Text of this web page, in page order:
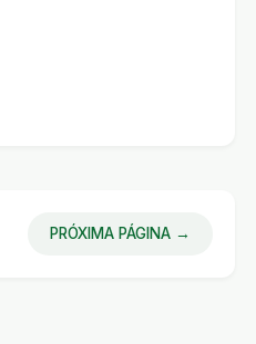
PRÓXIMA PÁGINA →